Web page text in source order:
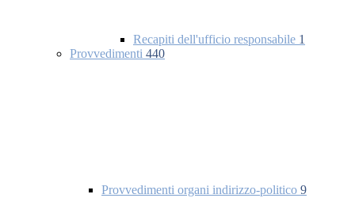
Recapiti dell'ufficio responsabile 1
Provvedimenti 440
Provvedimenti organi indirizzo-politico 9